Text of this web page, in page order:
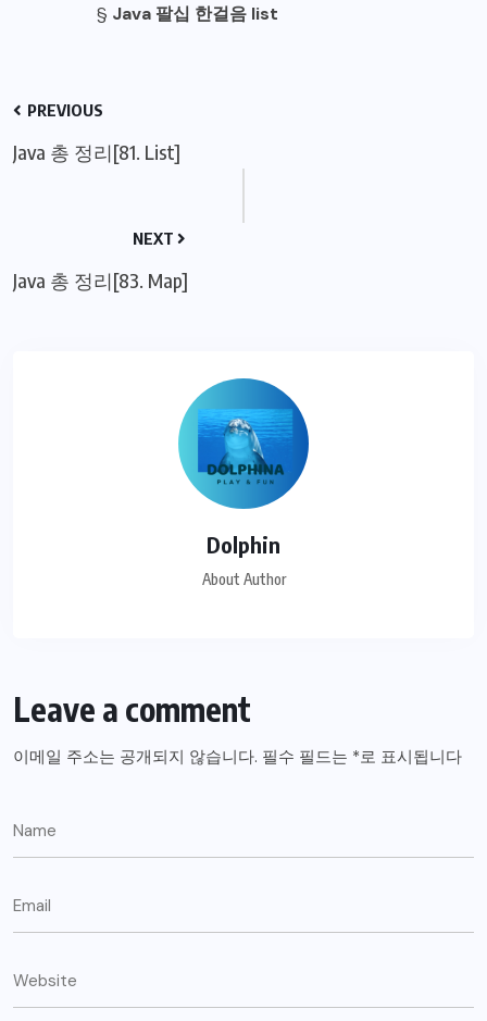
§ Java 팔십 한걸음 list
PREVIOUS
Java 총 정리[81. List]
NEXT
Java 총 정리[83. Map]
Dolphin
About Author
Leave a comment
이메일 주소는 공개되지 않습니다. 필수 필드는 *로 표시됩니다